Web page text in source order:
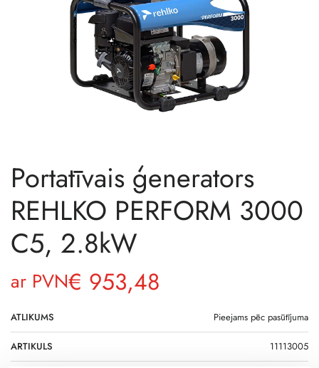
Portatīvais ģenerators
REHLKO PERFORM 3000
C5, 2.8kW
€ 953,48
ar PVN
ATLIKUMS Pieejams pēc pasūtījuma
ARTIKULS 11113005